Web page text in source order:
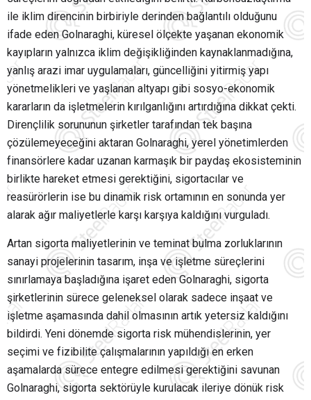
ile iklim direncinin birbiriyle derinden bağlantılı olduğunu
ifade eden Golnaraghi, küresel ölçekte yaşanan ekonomik
kayıpların yalnızca iklim değişikliğinden kaynaklanmadığına,
yanlış arazi imar uygulamaları, güncelliğini yitirmiş yapı
yönetmelikleri ve yaşlanan altyapı gibi sosyo-ekonomik
kararların da işletmelerin kırılganlığını artırdığına dikkat çekti.
Dirençlilik sorununun şirketler tarafından tek başına
çözülemeyeceğini aktaran Golnaraghi, yerel yönetimlerden
finansörlere kadar uzanan karmaşık bir paydaş ekosisteminin
birlikte hareket etmesi gerektiğini, sigortacılar ve
reasürörlerin ise bu dinamik risk ortamının en sonunda yer
alarak ağır maliyetlerle karşı karşıya kaldığını vurguladı.
Artan sigorta maliyetlerinin ve teminat bulma zorluklarının
sanayi projelerinin tasarım, inşa ve işletme süreçlerini
sınırlamaya başladığına işaret eden Golnaraghi, sigorta
şirketlerinin sürece geleneksel olarak sadece inşaat ve
işletme aşamasında dahil olmasının artık yetersiz kaldığını
bildirdi. Yeni dönemde sigorta risk mühendislerinin, yer
seçimi ve fizibilite çalışmalarının yapıldığı en erken
aşamalarda sürece entegre edilmesi gerektiğini savunan
Golnaraghi, sigorta sektörüyle kurulacak ileriye dönük risk